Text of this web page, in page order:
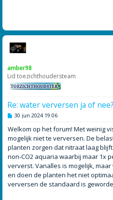
amber98
Lid toezichthoudersteam
Re: water verversen ja of nee?
B
r
c
h
30 jun 2024 19:06
Welkom op het forum! Met weinig
mogelijk niet te verversen. De
planten zorgen dat nitraat laag
non-CO2 aquaria waarbij maar 1x
ververst. Vanalles is mogelijk,
en doen de planten het niet
verversen de standaard is